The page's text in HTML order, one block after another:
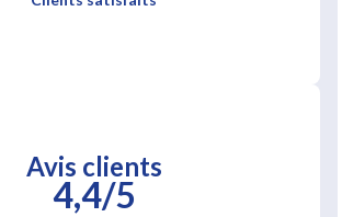
Avis clients
4,4/5